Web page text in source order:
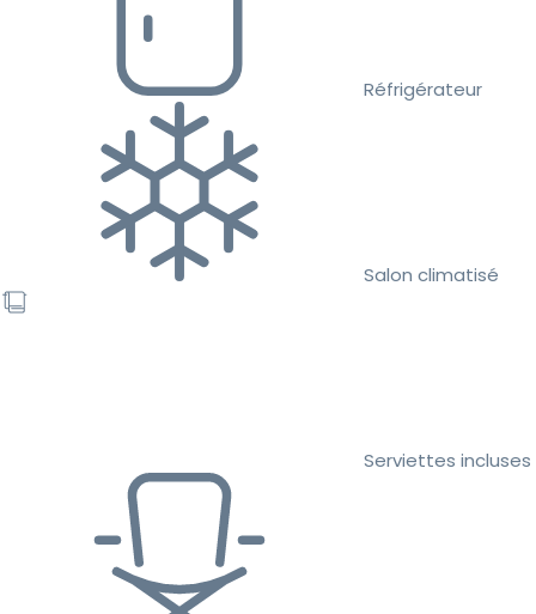
Réfrigérateur
Salon climatisé
Serviettes incluses